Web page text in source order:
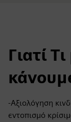
Γιατί
-Αξιολόγηση
εντοπισμό